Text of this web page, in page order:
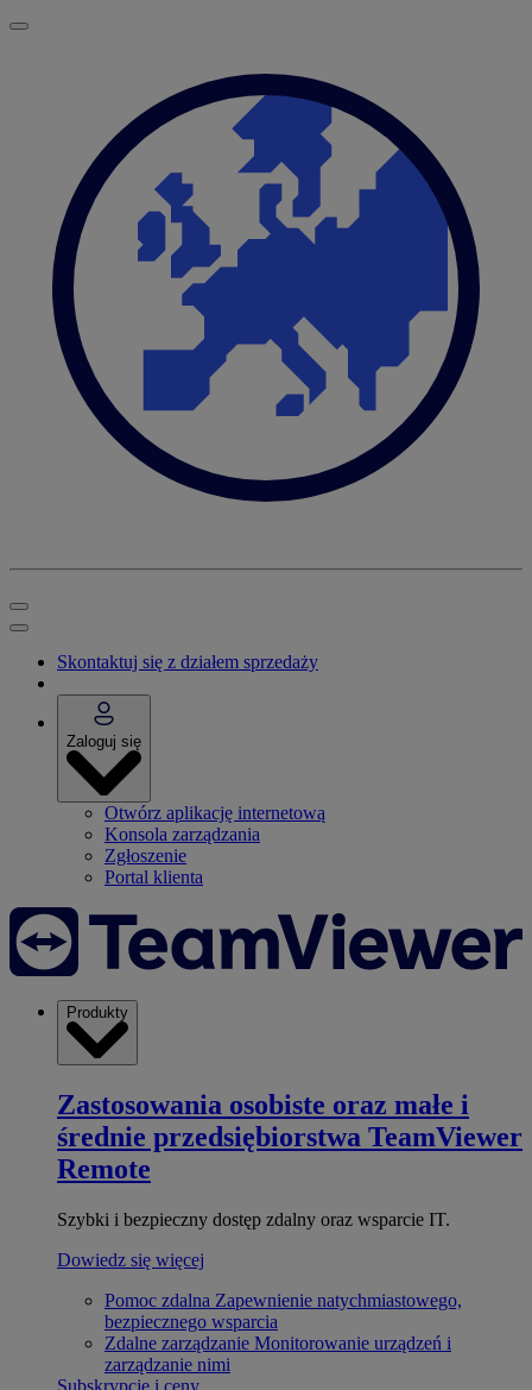
Skontaktuj się z działem sprzedaży
Zaloguj się
Otwórz aplikację internetową
Konsola zarządzania
Zgłoszenie
Portal klienta
Produkty
Zastosowania osobiste oraz małe i
średnie przedsiębiorstwa TeamViewer
Remote
Szybki i bezpieczny dostęp zdalny oraz wsparcie IT.
Dowiedz się więcej
Pomoc zdalna Zapewnienie natychmiastowego,
bezpiecznego wsparcia
Zdalne zarządzanie Monitorowanie urządzeń i
zarządzanie nimi
Subskrypcje i ceny